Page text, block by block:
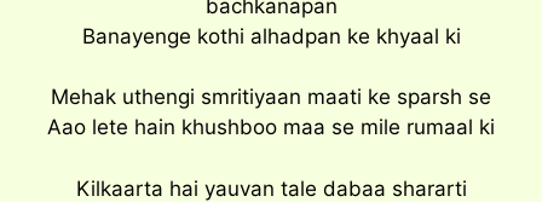
bachkanapan
Banayenge kothi alhadpan ke khyaal ki
Mehak uthengi smritiyaan maati ke sparsh se
Aao lete hain khushboo maa se mile rumaal ki
Kilkaarta hai yauvan tale dabaa shararti